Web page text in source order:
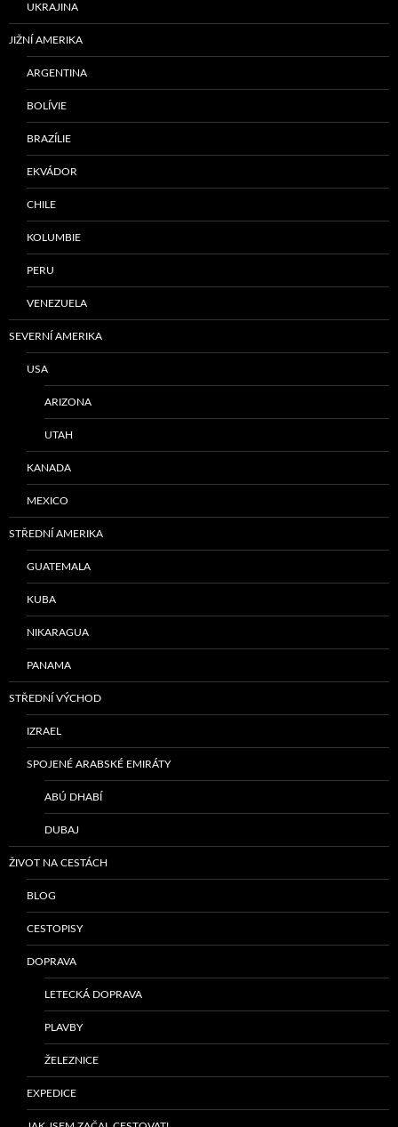
UKRAJINA
JIŽNÍ AMERIKA
ARGENTINA
BOLÍVIE
BRAZÍLIE
EKVÁDOR
CHILE
KOLUMBIE
PERU
VENEZUELA
SEVERNÍ AMERIKA
USA
ARIZONA
UTAH
KANADA
MEXICO
STŘEDNÍ AMERIKA
GUATEMALA
KUBA
NIKARAGUA
PANAMA
STŘEDNÍ VÝCHOD
IZRAEL
SPOJENÉ ARABSKÉ EMIRÁTY
ABÚ DHABÍ
DUBAJ
ŽIVOT NA CESTÁCH
BLOG
CESTOPISY
DOPRAVA
LETECKÁ DOPRAVA
PLAVBY
ŽELEZNICE
EXPEDICE